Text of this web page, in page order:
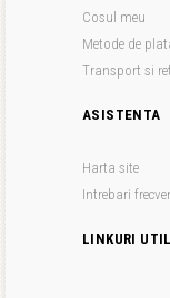
Cosul meu
Metode de
Transport si
ASISTENTA
Harta site
Intrebari
LINKURI